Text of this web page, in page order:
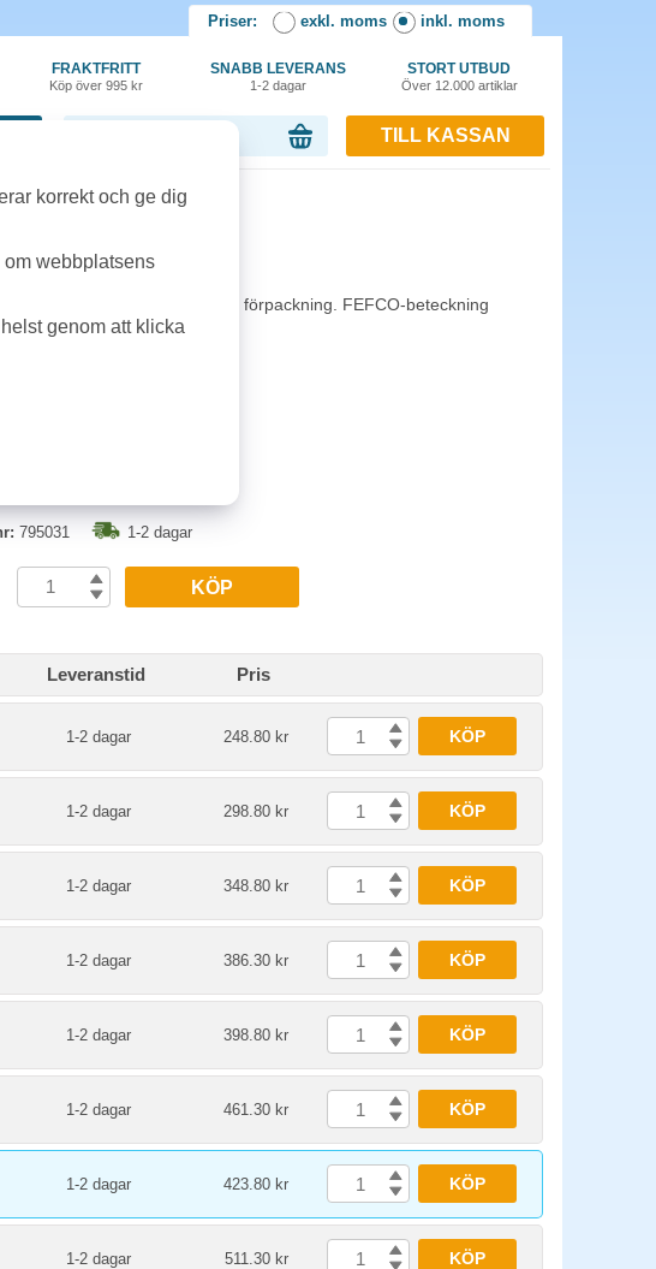
Priser: exkl. moms inkl. moms
FRAKTFRITT
Köp över 995 kr
SNABB LEVERANS
1-2 dagar
STORT UTBUD
Över 12.000 artiklar
TILL KASSAN
fp
25st/fp
mötande ytterflikar. 25st per förpackning. FEFCO-beteckning
795031 1-2 dagar
KÖP
Leveranstid Pris
1-2 dagar 248.80 kr KÖP
1-2 dagar 298.80 kr KÖP
1-2 dagar 348.80 kr KÖP
1-2 dagar 386.30 kr KÖP
1-2 dagar 398.80 kr KÖP
1-2 dagar 461.30 kr KÖP
1-2 dagar 423.80 kr KÖP
1-2 dagar 511.30 kr KÖP
korrekt och ge dig
om webbplatsens
genom att klicka